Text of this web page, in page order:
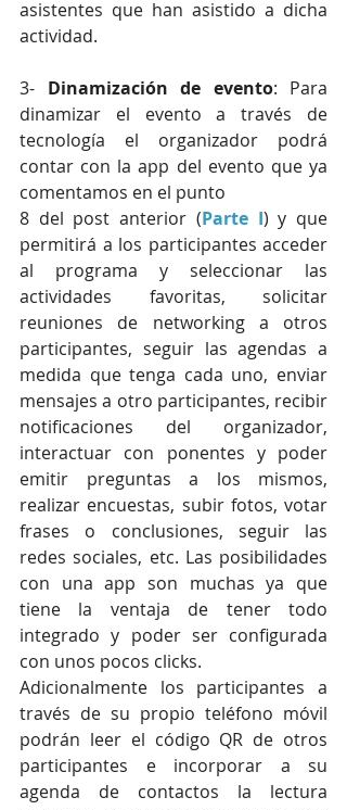
asistentes que han asistido a dicha
actividad.
3- Dinamización de evento: Para
dinamizar el evento a través de
tecnología el organizador podrá
contar con la app del evento que ya
comentamos en el punto
8 del post anterior (Parte I) y que
permitirá a los participantes acceder
al programa y seleccionar las
actividades favoritas, solicitar
reuniones de networking a otros
participantes, seguir las agendas a
medida que tenga cada uno, enviar
mensajes a otro participantes, recibir
notificaciones del organizador,
interactuar con ponentes y poder
emitir preguntas a los mismos,
realizar encuestas, subir fotos, votar
frases o conclusiones, seguir las
redes sociales, etc. Las posibilidades
con una app son muchas ya que
tiene la ventaja de tener todo
integrado y poder ser configurada
con unos pocos clicks.
Adicionalmente los participantes a
través de su propio teléfono móvil
podrán leer el código QR de otros
participantes e incorporar a su
agenda de contactos la lectura